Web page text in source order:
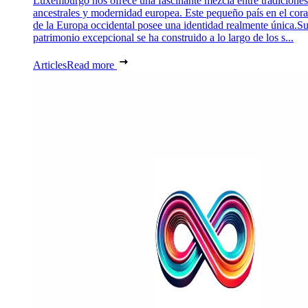
ancestrales y modernidad europea. Este pequeño país en el
de la Europa occidental posee una identidad realmente única.Su
patrimonio excepcional se ha construido a lo largo de los s...
ArticlesRead more